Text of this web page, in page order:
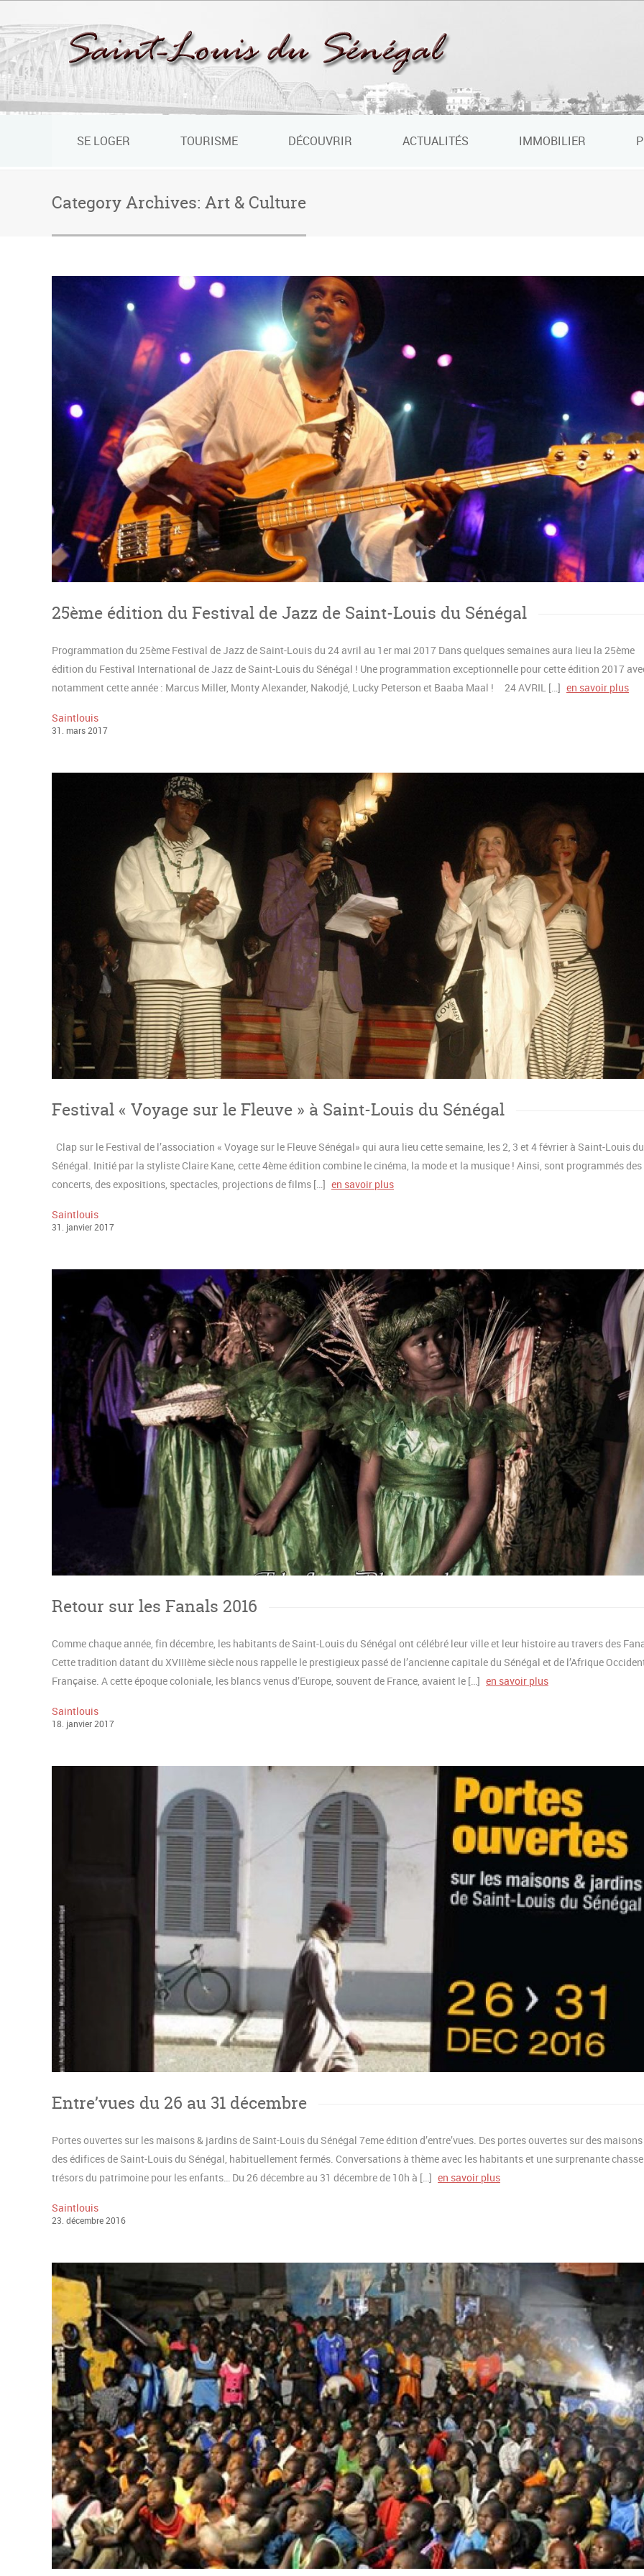
SE LOGER TOURISME DÉCOUVRIR ACTUALITÉS IMMOBILIER
Category Archives: Art & Culture
25ème édition du Festival de Jazz de Saint-Louis du Sénégal
Programmation du 25ème Festival de Jazz de Saint-Louis du 24 avril au 1er mai 2017 Dans quelques semaines aura lieu la 25ème
édition du Festival International de Jazz de Saint-Louis du Sénégal ! Une programmation exceptionnelle pour cette édition 2017
notamment cette année : Marcus Miller, Monty Alexander, Nakodjé, Lucky Peterson et Baaba Maal ! 24 AVRIL […] en savoir plus
Saintlouis
31 mars 2017
Festival « Voyage sur le Fleuve » à Saint-Louis du Sénégal
Clap sur le Festival de l’association « Voyage sur le Fleuve Sénégal» qui aura lieu cette semaine, les 2, 3 et 4 février à Saint-Louis du
Sénégal. Initié par la styliste Claire Kane, cette 4ème édition combine le cinéma, la mode et la musique ! Ainsi, sont programmés des
concerts, des expositions, spectacles, projections de films […] en savoir plus
Saintlouis
31 janvier 2017
Retour sur les Fanals 2016
Comme chaque année, fin décembre, les habitants de Saint-Louis du Sénégal ont célébré leur ville et leur histoire au travers des
Cette tradition datant du XVIIIème siècle nous rappelle le prestigieux passé de l’ancienne capitale du Sénégal et de l’Afrique
Française. A cette époque coloniale, les blancs venus d’Europe, souvent de France, avaient le […] en savoir plus
Saintlouis
18 janvier 2017
Entre’vues du 26 au 31 décembre
Portes ouvertes sur les maisons & jardins de Saint-Louis du Sénégal 7eme édition d’entre’vues. Des portes ouvertes sur des
des édifices de Saint-Louis du Sénégal, habituellement fermés. Conversations à thème avec les habitants et une surprenante
trésors du patrimoine pour les enfants… Du 26 décembre au 31 décembre de 10h à […] en savoir plus
Saintlouis
23 décembre 2016